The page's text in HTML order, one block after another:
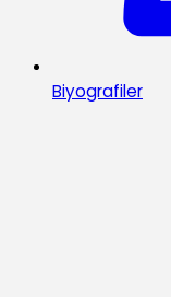
Biyografiler